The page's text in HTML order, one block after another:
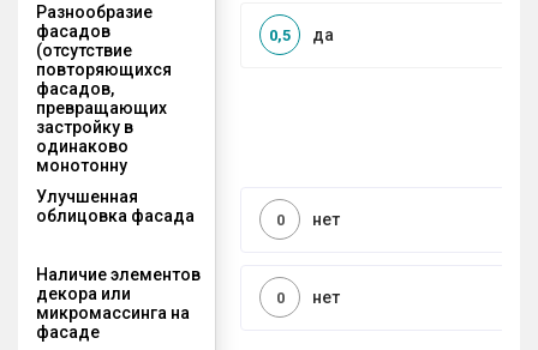
Разнообразие
фасадов
(отсутствие
повторяющихся
фасадов,
превращающих
застройку в
одинаково
монотонну
да
0,5
Улучшенная
облицовка фасада
нет
0
Наличие элементов
декора или
микромассинга на
фасаде
нет
0